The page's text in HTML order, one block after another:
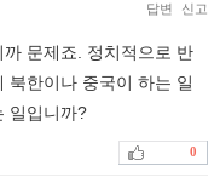
답변 신고
문제죠. 정치적으로 반
북한이나 중국이 하는 일
일입니까?
0